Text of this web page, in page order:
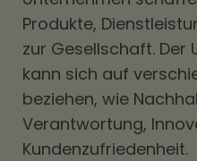
Produkte,
zur Gesellschaft. Der
kann sich auf
beziehen, wie
Verantwortung,
Kundenzufriedenheit.